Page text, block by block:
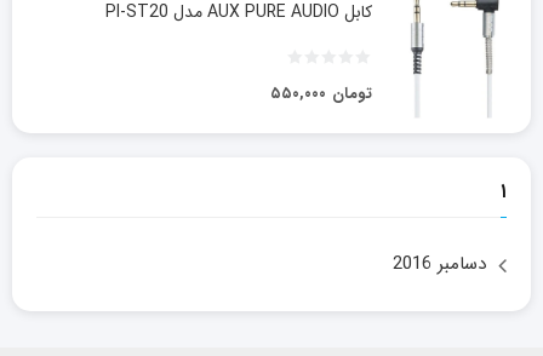
کابل AUX PURE AUDIO مدل PI-ST20
۵۵۰,۰۰۰ تومان
۱
دسامبر 2016